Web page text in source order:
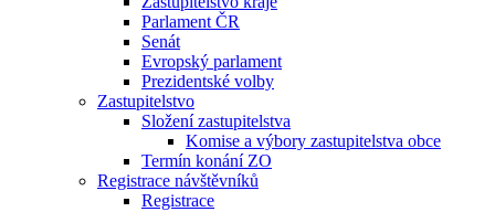
Parlament ČR
Senát
Evropský parlament
Prezidentské volby
Zastupitelstvo
Složení zastupitelstva
Komise a výbory zastupitelstva obce
Termín konání ZO
Registrace návštěvníků
Registrace